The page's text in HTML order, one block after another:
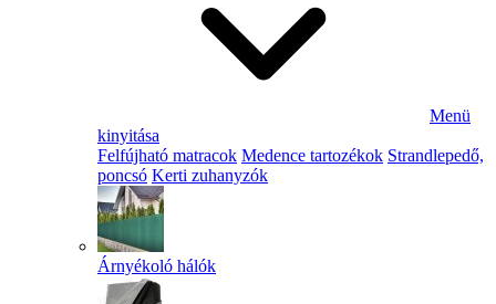
Menü
kinyitása
Felfújható matracok Medence tartozékok Strandlepedő,
poncsó Kerti zuhanyzók
Árnyékoló hálók